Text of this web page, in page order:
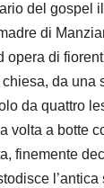
del gospel
di
opera di
da una
da quattro
volta a botte
finemente